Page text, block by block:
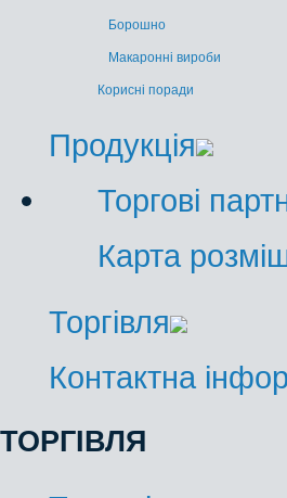
Борошно
Макаронні вироби
Корисні поради
Продукція
Торгові
Карта
Торгівля
Контактна
ТОРГІВЛЯ